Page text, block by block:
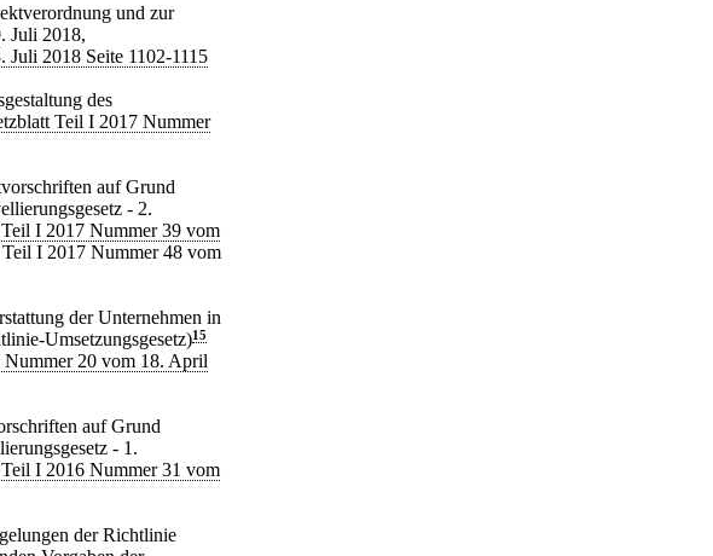
und zur
Juli 2018,
Juli 2018 Seite 1102-1115
des
Teil I 2017 Nummer
auf Grund
- 2.
I 2017 Nummer 39 vom
Teil I 2017 Nummer 48 vom
der Unternehmen in
Umsetzungsgesetz)15
Nummer 20 vom 18. April
auf Grund
- 1.
I 2016 Nummer 31 vom
der Richtlinie